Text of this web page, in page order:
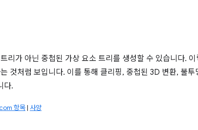
리가 아닌 중첩된 가상 요소 트리를 생성할 수 있습니다.
것처럼 보입니다. 이를 통해 클리핑, 중첩된 3D 변환, 불투
다.
항목| 사양